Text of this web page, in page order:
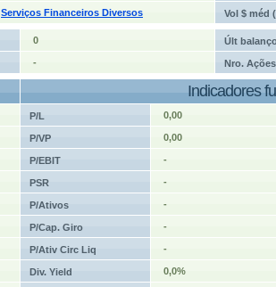
Serviços Financeiros Diversos Vol $ méd
0 Últ
- Nro. Ações
Indicadores
P/L 0,00
P/VP 0,00
P/EBIT -
PSR -
P/Ativos -
P/Cap. Giro -
P/Ativ Circ Liq -
Div. Yield 0,0%